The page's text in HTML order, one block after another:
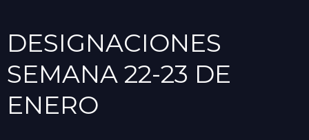
DESIGNACIONES
SEMANA 22-23 DE
ENERO